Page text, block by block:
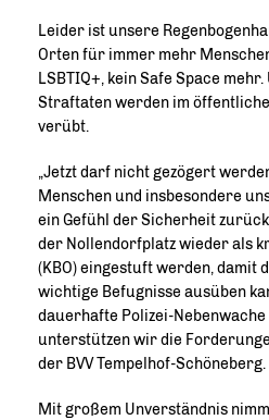
Leider ist unsere
Orten für immer mehr
LSBTIQ+, kein Safe Space
Straftaten werden im
verübt.
Jetzt darf nicht gezögert
Menschen und insbesondere
ein Gefühl der Sicherheit
der Nollendorfplatz wieder als
(KBO) eingestuft werden, damit
wichtige Befugnisse ausüben
dauerhafte Polizei-
unterstützen wir die
der BVV Tempelhof-Schöneberg.
Mit großem Unverständnis